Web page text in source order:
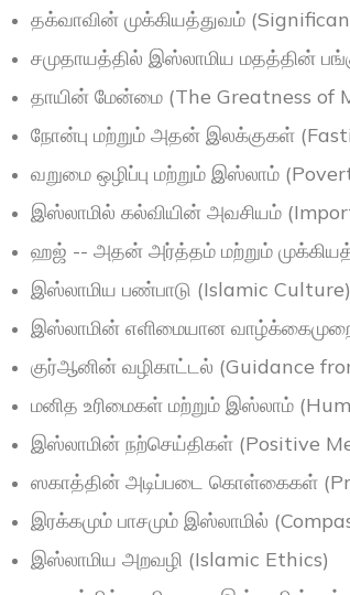
தக்வாவின் முக்கியத்துவம்
சமுதாயத்தில் இஸ்லாமிய மதத்தின்
தாயின் மேன்மை (The Greatness of
நோன்பு மற்றும் அதன் இலக்குகள்
வறுமை ஒழிப்பு மற்றும் இஸ்லாம்
இஸ்லாமில் கல்வியின் அவசியம்
ஹஜ் -- அதன் அர்த்தம் மற்றும்
இஸ்லாமிய பண்பாடு (Islamic Culture)
இஸ்லாமின் எளிமையான
குர்ஆனின் வழிகாட்டல் (Guidance
மனித உரிமைகள் மற்றும் இஸ்லாம்
இஸ்லாமின் நற்செய்திகள் (Positive
ஸகாத்தின் அடிப்படை கொள்கைகள்
இரக்கமும் பாசமும் இஸ்லாமில்
இஸ்லாமிய அறவழி (Islamic Ethics)